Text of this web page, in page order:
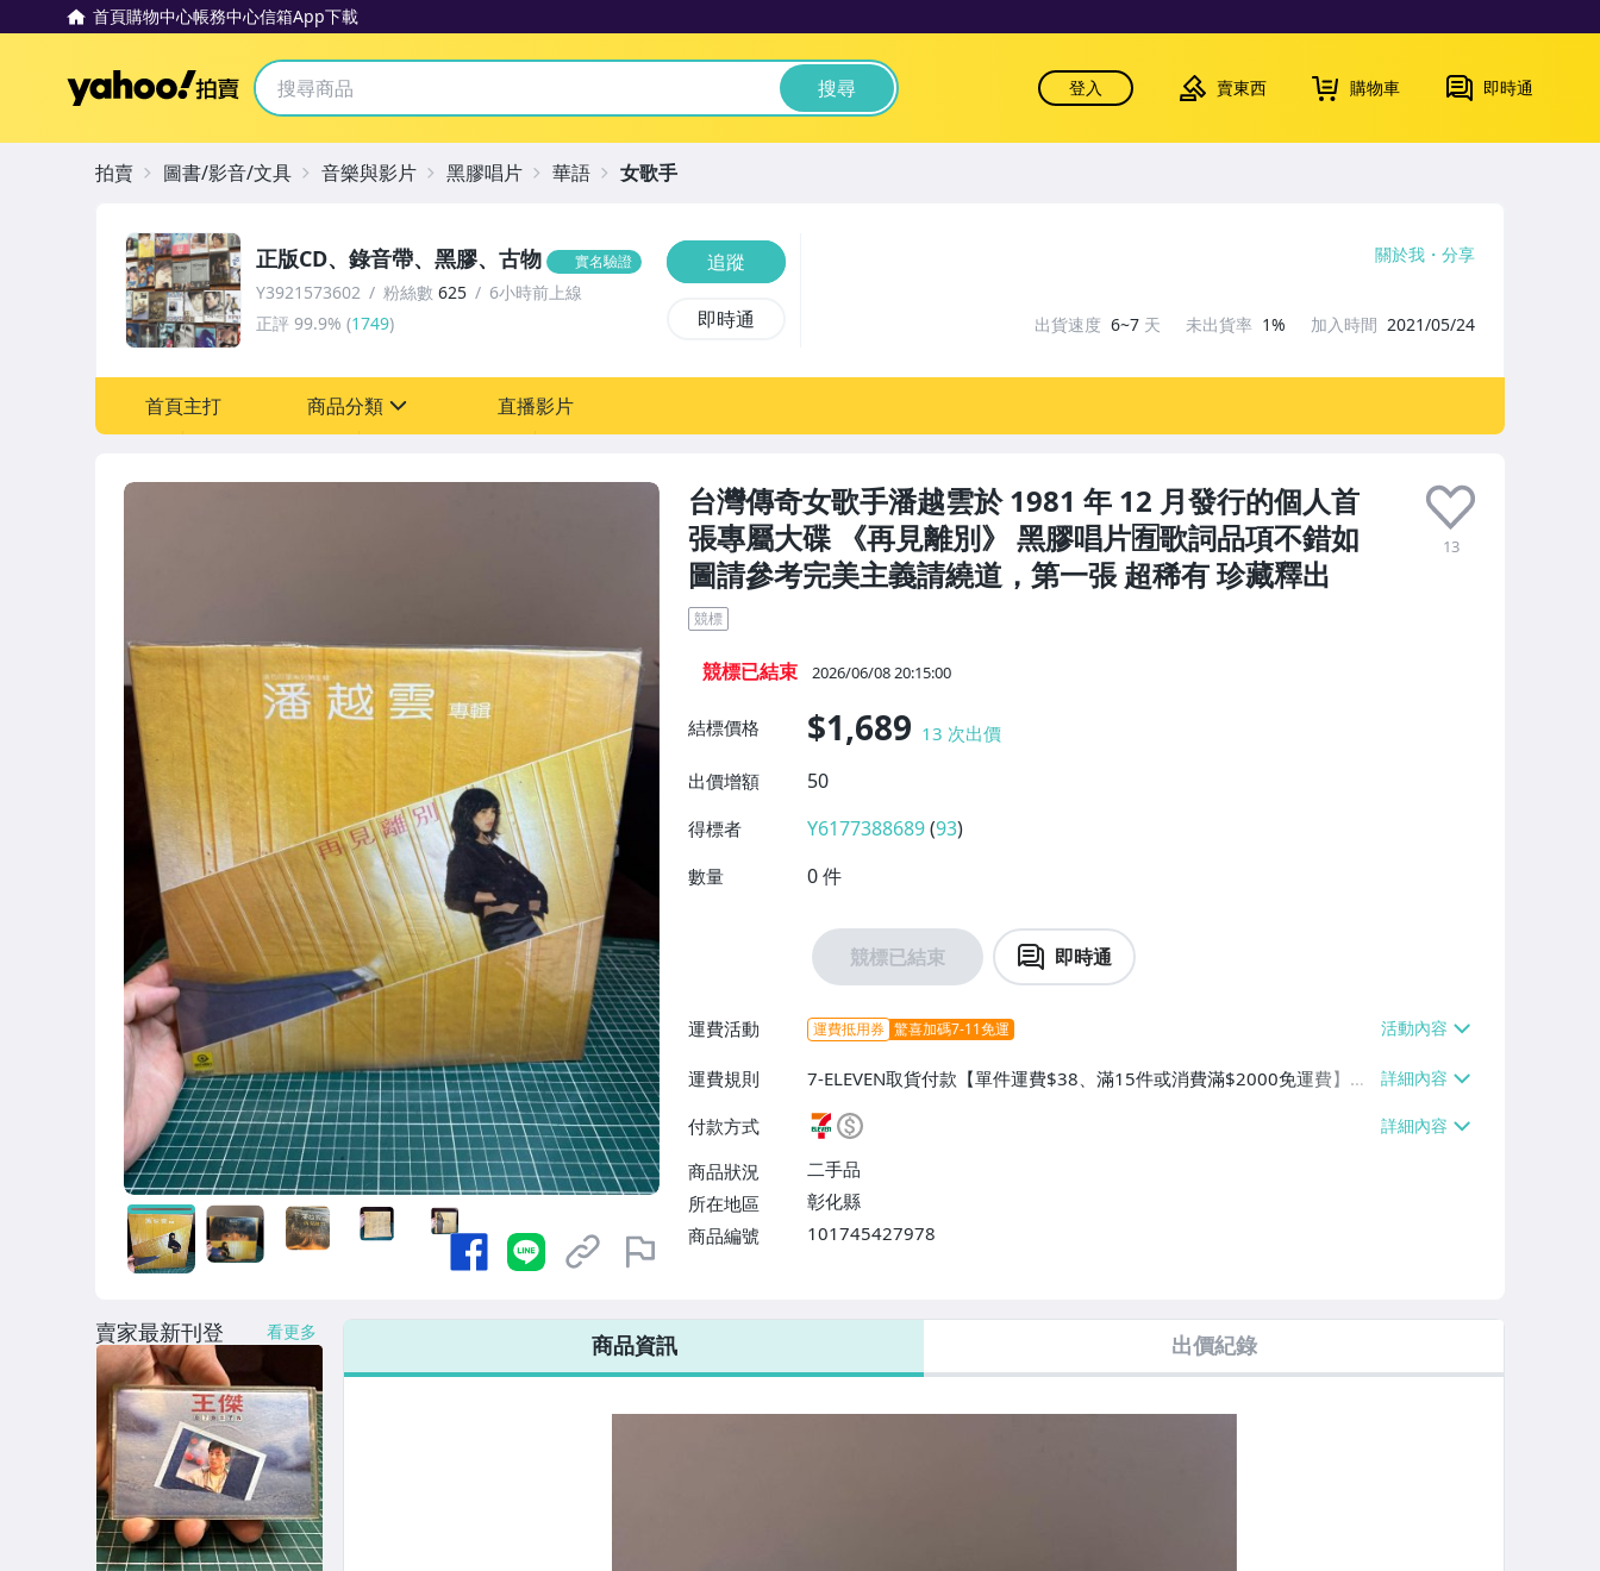
首頁購物中心帳務中心信箱App下載
Yahoo拍賣 搜尋 登入 賣東西 購物車 即時通
台灣傳奇女歌手潘越雲於 1981 年 12 月發行的個人首
張專屬大碟 《再見離別》 黑膠唱片🈶歌詞品項不錯如
圖請參考完美主義請繞道，第一張 超稀有 珍藏釋出
13
競標
競標已結束 2026/06/08 20:15:00
結標價格 $1,689 13 次出價
出價增額
50
得標者 Y6177388689 (93)
數量 0件
競標已結束 即時通
運費活動 運費抵用券 驚喜加碼7-11免運
運費規則
7-ELEVEN取貨付款【單件運費$38、滿15件或消費滿$2000免運費】、
跨國寄送【單件運費$380】、郵局掛號【單件運費$80、消費滿$3000
免運費】
付款方式
商品狀況
二手品
所在地區
彰化縣
商品編號
101745427978
不限金額、筆數，筆筆優惠無限次！
正版CD、錄音帶、黑膠、古物 實名驗證
Y3921573602 粉絲數 625
6小時前上線
正評 99.9% (1749)
追蹤
即時通
關於我 分享
出貨速度 6~7 天 未出貨率 1% 加入時間 2021/05/24
首頁主打 商品分類 直播影片
拍賣 圖書/影音/文具 音樂與影片 黑膠唱片 華語 女歌手
商品資訊 出價紀錄
賣家最新刊登 看更多